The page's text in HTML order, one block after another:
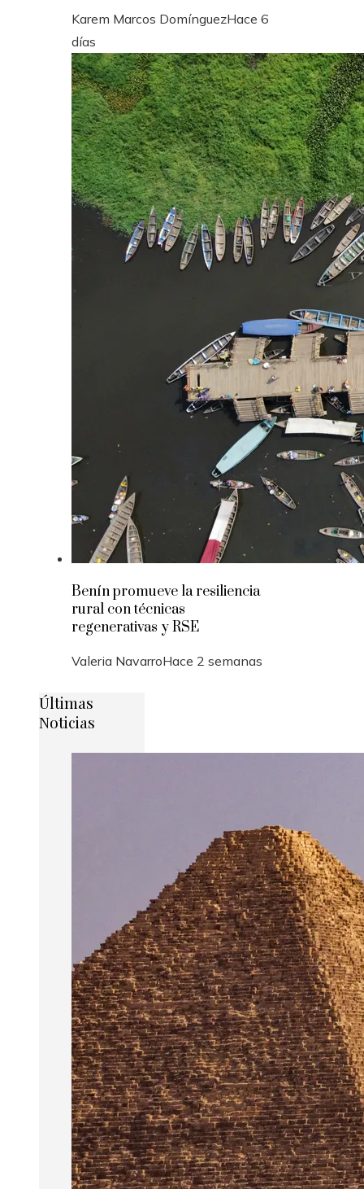
Karem Marcos DomínguezHace 6
días
Benín promueve la resiliencia
rural con técnicas
regenerativas y RSE
Valeria NavarroHace 2 semanas
Últimas
Noticias